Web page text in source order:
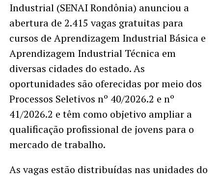
Industrial (SENAI Rondônia) anunciou a
abertura de 2.415 vagas gratuitas para
cursos de Aprendizagem Industrial Básica e
Aprendizagem Industrial Técnica em
diversas cidades do estado. As
oportunidades são oferecidas por meio dos
Processos Seletivos nº 40/2026.2 e nº
41/2026.2 e têm como objetivo ampliar a
qualificação profissional de jovens para o
mercado de trabalho.
As vagas estão distribuídas nas unidades do